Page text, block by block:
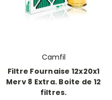
Camfil
Filtre Fournaise 12x20x1
Merv 8 Extra. Boite de 12
filtres.